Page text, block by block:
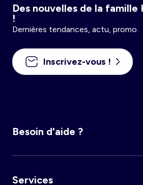
Des nouvelles de la famille
!
Dernières tendances, actu, promo.
Inscrivez-vous !
Besoin d'aide ?
Services